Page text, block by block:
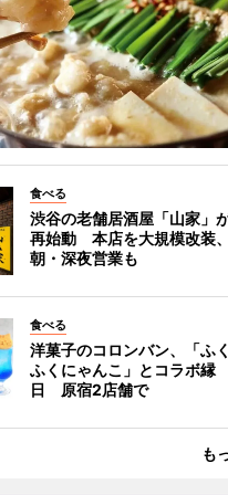
食べる
渋谷の老舗居酒屋「山家」
再始動 本店を大規模改装、
朝・深夜営業も
食べる
洋菓子のコロンバン、「ふく
ふくにゃんこ」とコラボ縁
日 原宿2店舗で
も